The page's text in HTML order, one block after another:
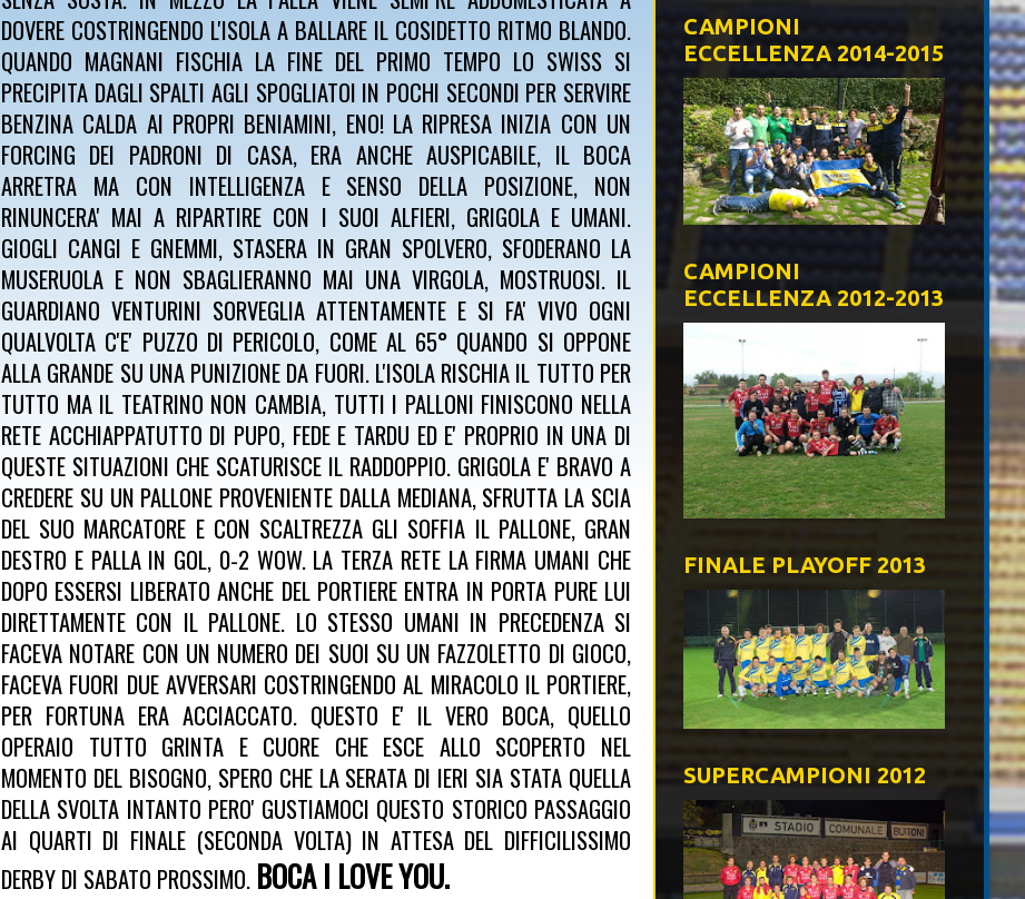
DOVERE COSTRINGENDO L'ISOLA A BALLARE IL COSIDETTO RITMO BLANDO.
QUANDO MAGNANI FISCHIA LA FINE DEL PRIMO TEMPO LO SWISS SI
PRECIPITA DAGLI SPALTI AGLI SPOGLIATOI IN POCHI SECONDI PER SERVIRE
BENZINA CALDA AI PROPRI BENIAMINI, ENO! LA RIPRESA INIZIA CON UN
FORCING DEI PADRONI DI CASA, ERA ANCHE AUSPICABILE, IL BOCA
ARRETRA MA CON INTELLIGENZA E SENSO DELLA POSIZIONE, NON
RINUNCERA' MAI A RIPARTIRE CON I SUOI ALFIERI, GRIGOLA E UMANI.
GIOGLI CANGI E GNEMMI, STASERA IN GRAN SPOLVERO, SFODERANO LA
MUSERUOLA E NON SBAGLIERANNO MAI UNA VIRGOLA, MOSTRUOSI. IL
GUARDIANO VENTURINI SORVEGLIA ATTENTAMENTE E SI FA' VIVO OGNI
QUALVOLTA C'E' PUZZO DI PERICOLO, COME AL 65° QUANDO SI OPPONE
ALLA GRANDE SU UNA PUNIZIONE DA FUORI. L'ISOLA RISCHIA IL TUTTO PER
TUTTO MA IL TEATRINO NON CAMBIA, TUTTI I PALLONI FINISCONO NELLA
RETE ACCHIAPPATUTTO DI PUPO, FEDE E TARDU ED E' PROPRIO IN UNA DI
QUESTE SITUAZIONI CHE SCATURISCE IL RADDOPPIO. GRIGOLA E' BRAVO A
CREDERE SU UN PALLONE PROVENIENTE DALLA MEDIANA, SFRUTTA LA SCIA
DEL SUO MARCATORE E CON SCALTREZZA GLI SOFFIA IL PALLONE, GRAN
DESTRO E PALLA IN GOL, 0-2 WOW. LA TERZA RETE LA FIRMA UMANI CHE
DOPO ESSERSI LIBERATO ANCHE DEL PORTIERE ENTRA IN PORTA PURE LUI
DIRETTAMENTE CON IL PALLONE. LO STESSO UMANI IN PRECEDENZA SI
FACEVA NOTARE CON UN NUMERO DEI SUOI SU UN FAZZOLETTO DI GIOCO,
FACEVA FUORI DUE AVVERSARI COSTRINGENDO AL MIRACOLO IL PORTIERE,
PER FORTUNA ERA ACCIACCATO. QUESTO E' IL VERO BOCA, QUELLO
OPERAIO TUTTO GRINTA E CUORE CHE ESCE ALLO SCOPERTO NEL
MOMENTO DEL BISOGNO, SPERO CHE LA SERATA DI IERI SIA STATA QUELLA
DELLA SVOLTA INTANTO PERO' GUSTIAMOCI QUESTO STORICO PASSAGGIO
AI QUARTI DI FINALE (SECONDA VOLTA) IN ATTESA DEL DIFFICILISSIMO
DERBY DI SABATO PROSSIMO. BOCA I LOVE YOU.
CAMPIONI
ECCELLENZA 2014-2015
CAMPIONI
ECCELLENZA 2012-2013
FINALE PLAYOFF 2013
SUPERCAMPIONI 2012